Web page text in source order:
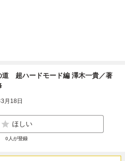
道 超ハードモード編 澤木一貴／著
月18日
ほしい
0 人が登録